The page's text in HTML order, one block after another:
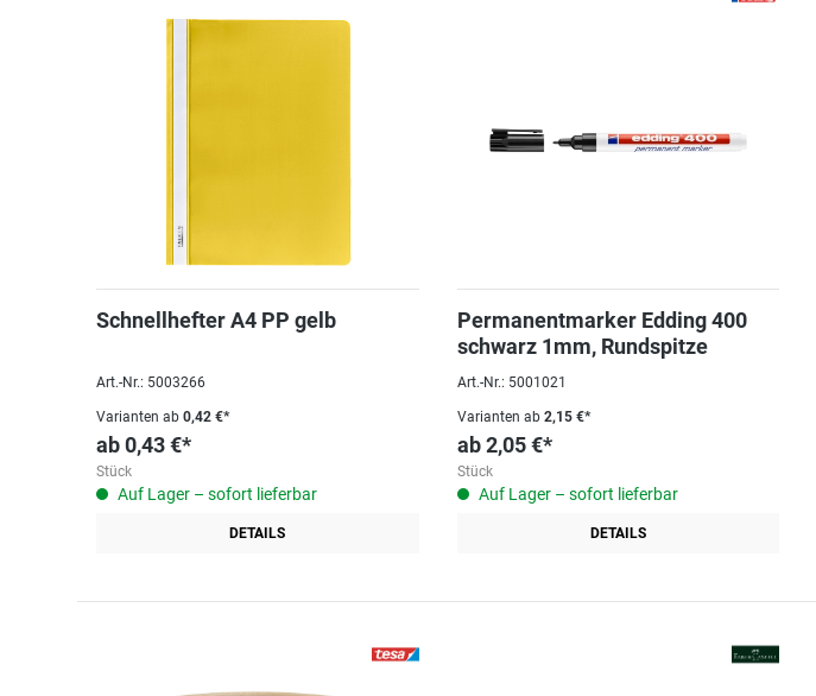
Schnellhefter A4 PP gelb
Art.-Nr.: 5003266
Varianten ab 0,42 €*
ab0,43 €*
Stück
Auf Lager – sofort lieferbar
DETAILS
Permanentmarker Edding 400
schwarz 1mm, Rundspitze
Art.-Nr.: 5001021
Varianten ab2,15 €*
ab 2,05 €*
Stück
Auf Lager – sofort lieferbar
DETAILS